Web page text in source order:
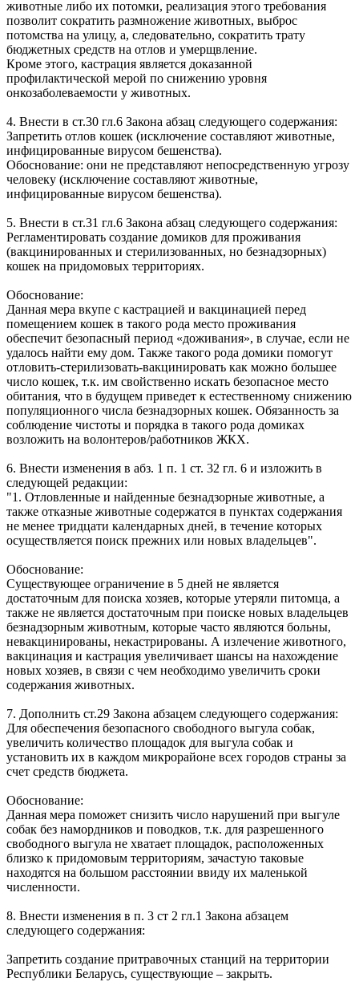
животные либо их потомки, реализация этого требования
позволит сократить размножение животных, выброс
потомства на улицу, а, следовательно, сократить трату
бюджетных средств на отлов и умерщвление.
Кроме этого, кастрация является доказанной
профилактической мерой по снижению уровня
онкозаболеваемости у животных.
4. Внести в ст.30 гл.6 Закона абзац следующего содержания:
Запретить отлов кошек (исключение составляют животные,
инфицированные вирусом бешенства).
Обоснование: они не представляют непосредственную угрозу
человеку (исключение составляют животные,
инфицированные вирусом бешенства).
5. Внести в ст.31 гл.6 Закона абзац следующего содержания:
Регламентировать создание домиков для проживания
(вакцинированных и стерилизованных, но безнадзорных)
кошек на придомовых территориях.
Обоснование:
Данная мера вкупе с кастрацией и вакцинацией перед
помещением кошек в такого рода место проживания
обеспечит безопасный период «доживания», в случае, если не
удалось найти ему дом. Также такого рода домики помогут
отловить-стерилизовать-вакцинировать как можно большее
число кошек, т.к. им свойственно искать безопасное место
обитания, что в будущем приведет к естественному снижению
популяционного числа безнадзорных кошек. Обязанность за
соблюдение чистоты и порядка в такого рода домиках
возложить на волонтеров/работников ЖКХ.
6. Внести изменения в абз. 1 п. 1 ст. 32 гл. 6 и изложить в
следующей редакции:
"1. Отловленные и найденные безнадзорные животные, а
также отказные животные содержатся в пунктах содержания
не менее тридцати календарных дней, в течение которых
осуществляется поиск прежних или новых владельцев".
Обоснование:
Существующее ограничение в 5 дней не является
достаточным для поиска хозяев, которые утеряли питомца, а
также не является достаточным при поиске новых владельцев
безнадзорным животным, которые часто являются больны,
невакцинированы, некастрированы. А излечение животного,
вакцинация и кастрация увеличивает шансы на нахождение
новых хозяев, в связи с чем необходимо увеличить сроки
содержания животных.
7. Дополнить ст.29 Закона абзацем следующего содержания:
Для обеспечения безопасного свободного выгула собак,
увеличить количество площадок для выгула собак и
установить их в каждом микрорайоне всех городов страны за
счет средств бюджета.
Обоснование:
Данная мера поможет снизить число нарушений при выгуле
собак без намордников и поводков, т.к. для разрешенного
свободного выгула не хватает площадок, расположенных
близко к придомовым территориям, зачастую таковые
находятся на большом расстоянии ввиду их маленькой
численности.
8. Внести изменения в п. 3 ст 2 гл.1 Закона абзацем
следующего содержания:
Запретить создание притравочных станций на территории
Республики Беларусь, существующие – закрыть.